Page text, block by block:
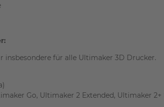
insbesondere für alle Ultimaker 3D Drucker.
Go, Ultimaker 2 Extended, Ultimaker 2+